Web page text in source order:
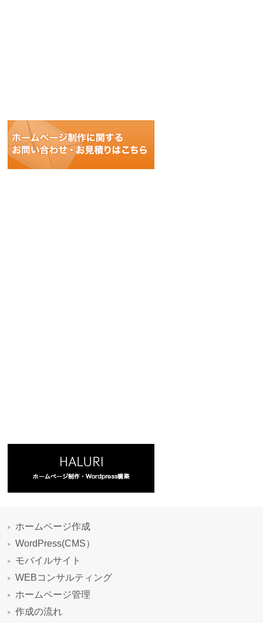
ホームページ作成
WordPress(CMS）
モバイルサイト
WEBコンサルティング
ホームページ管理
作成の流れ